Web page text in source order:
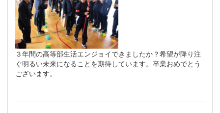
３年間の高等部生活エンジョイできましたか？希望が降り注
ぐ明るい未来になることを期待しています。卒業おめでとう
ございます。